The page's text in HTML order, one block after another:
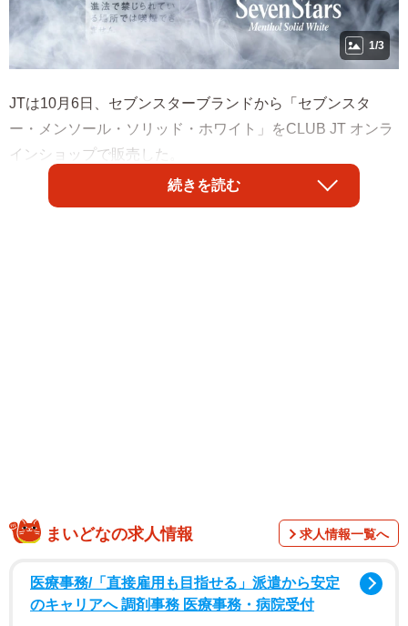
1/3
JTは10月6日、セブンスターブランドから「セブンスタ
ー・メンソール・ソリッド・ホワイト」をCLUB JT オンラ
インショップで販売した。
「セブンスター・メンソール・ソリッド・ホワイト」は、
続きを読む
まいどなの求人情報 求人情報一覧へ
医療事務/「直接雇用も目指せる」派遣から安定
のキャリアへ 調剤事務 医療事務・病院受付